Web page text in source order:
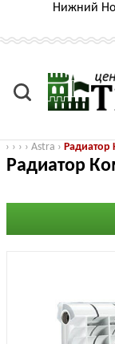
Нижний
› › › › Astra › Радиатор
Радиатор